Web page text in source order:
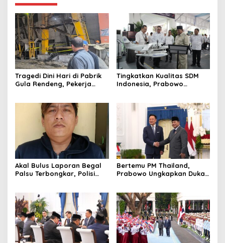
Tragedi Dini Hari di Pabrik
Gula Rendeng, Pekerja
Tingkatkan Kualitas SDM
Indonesia, Prabowo
Terbaik Dunia
Akal Bulus Laporan Begal
Palsu Terbongkar, Polisi
Bertemu PM Thailand,
Prabowo Ungkapkan Duka
Raja Thailand